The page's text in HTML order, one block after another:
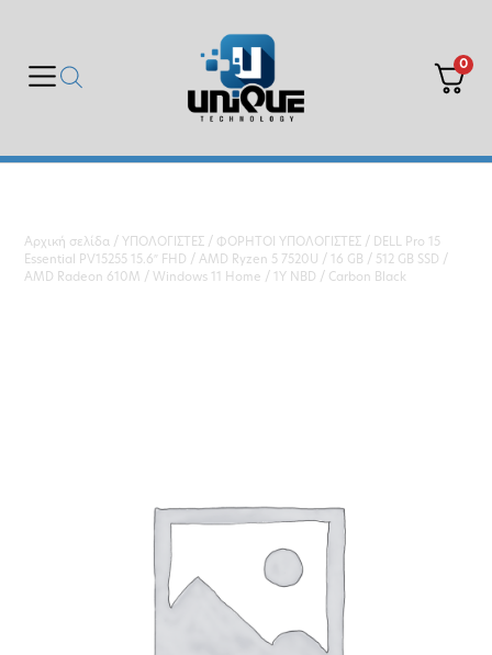
0
Αρχική σελίδα / ΥΠΟΛΟΓΙΣΤΕΣ / ΦΟΡΗΤΟΙ ΥΠΟΛΟΓΙΣΤΕΣ / DELL Pro 15
Essential PV15255 15.6″ FHD / AMD Ryzen 5 7520U / 16 GB / 512 GB SSD /
AMD Radeon 610M / Windows 11 Home / 1Y NBD / Carbon Black